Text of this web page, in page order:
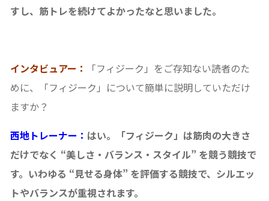
すし、筋トレを続けてよかったなと思いました。
インタビュアー：
「フィジーク」をご存知ない読者のた
めに、「フィジーク」について簡単に説明していただけ
ますか？
西地トレーナー： はい。「フィジーク」は筋肉の大きさ
だけでなく “美しさ・バランス・スタイル” を競う競技で
す。いわゆる “見せる身体” を評価する競技で、シルエッ
トやバランスが重視されます。